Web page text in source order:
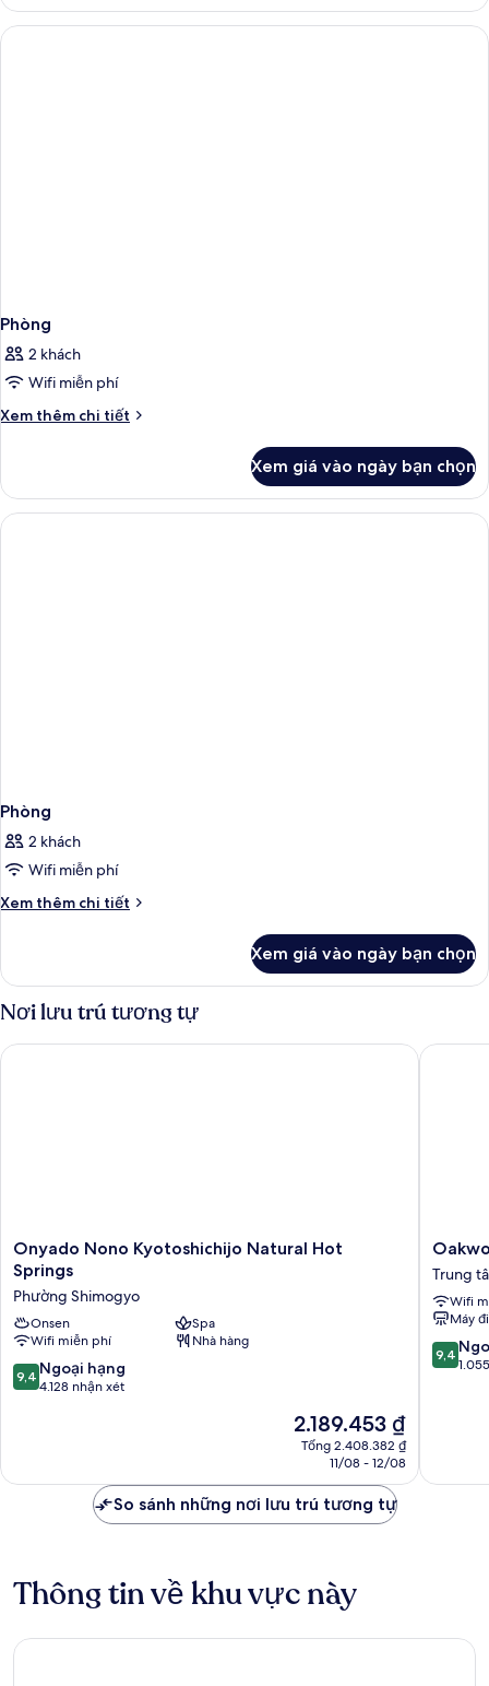
Phòng
Phòng
2 khách
Wifi miễn phí
Xem thêm chi tiết
Chi
Phòng
Xem giá vào ngày bạn chọn
Phòng
2 khách
Wifi miễn phí
Xem thêm chi tiết
Chi
Phòng
Xem giá vào ngày bạn chọn
Nơi lưu trú tương tự
Onyado
Nono
Kyotoshichijo
Natural
Hot
Springs
Phường
Shimogyo
Onyado Nono Kyotoshichijo Natural Hot
Springs
Phường Shimogyo
Onsen
Spa
Wifi miễn phí
Nhà hàng
9.4
trên
nhận
9,4 Ngoại hạng
4.128 nhận xét
Giá
hiện
2.189.453 ₫
2.189.453 ₫
Tổng 2.408.382 ₫
11/08 - 12/08
Onyado Nono Kyotoshichijo Natural Hot Springs
Hotel
Oike
Kyoto
Trung
tâm
Kyoto
Trung
Wifi
Máy
9.4
trên
xét
9,4
So sánh những nơi lưu trú tương tự
Thông tin về khu vực này